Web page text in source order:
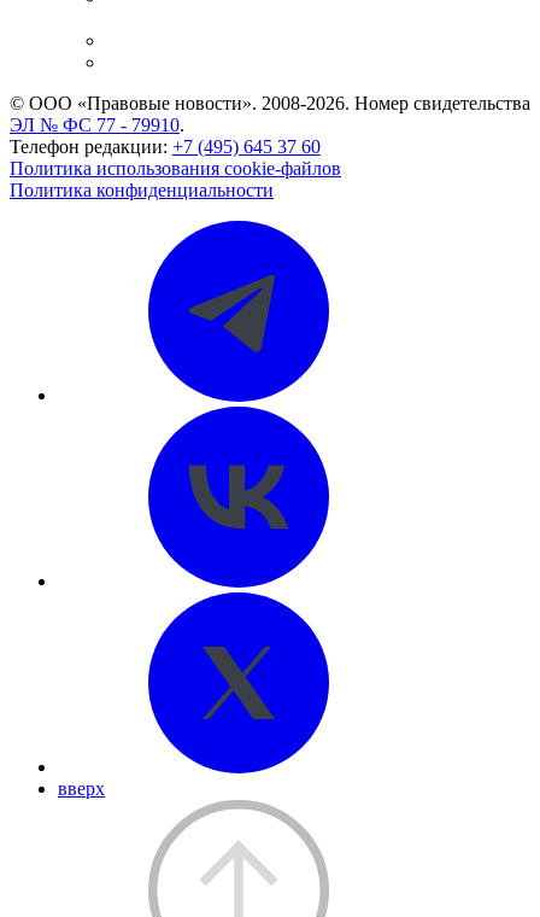
© ООО «Правовые новости». 2008-2026. Номер свидетельства
ЭЛ № ФС 77 - 79910.
Телефон редакции: +7 (495) 645 37 60
Политика использования cookie-файлов
Политика конфиденциальности
вверх